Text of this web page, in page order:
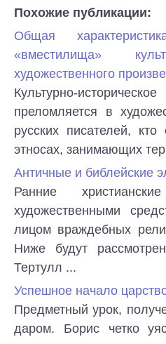
Похожие публикации:
Общая
«вместилища»
художественного
Культурно-
преломляется в
русских писателей,
этносах, занимающих
Античные и библейские
Ранние
художественными
лицом враждебных
Ниже будут
Тертулл ...
Успешное начало
Предметный урок,
даром. Борис четко